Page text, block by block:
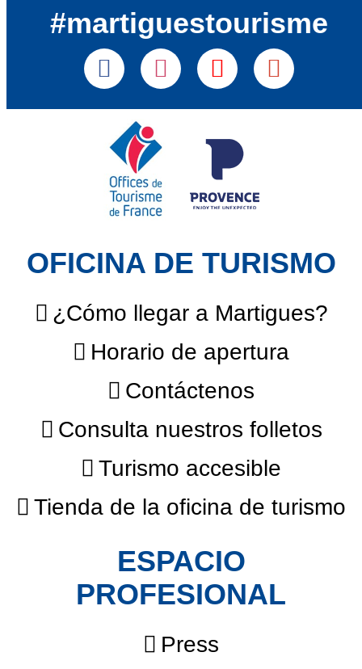
#martiguestourisme
OFICINA DE TURISMO
¿Cómo llegar a Martigues?
Horario de apertura
Contáctenos
Consulta nuestros folletos
Turismo accesible
Tienda de la oficina de turismo
ESPACIO
PROFESIONAL
Press